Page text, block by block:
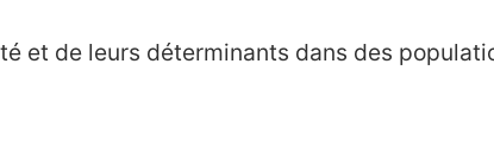
et de leurs déterminants dans des